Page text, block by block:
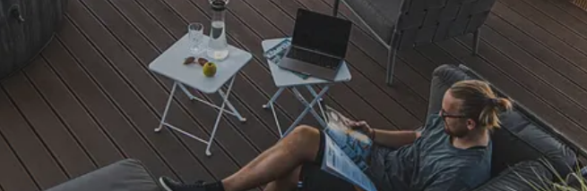
Trusted Shops
4,85/ 5
15.820 Bewertungen
„Preisleistung top, schnelle
Lieferzeit. Alles in Ordnung.“
04.08.2026